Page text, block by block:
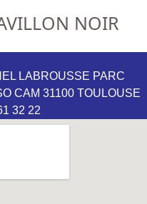
NOIR
LABROUSSE PARC
CAM 31100 TOULOUSE
32 22